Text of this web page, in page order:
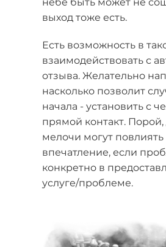
выход тоже есть.
Есть возможность в
взаимодействовать с
отзыва. Желательно
насколько позволит
начала - установить с
прямой контакт.
мелочи могут
впечатление, если
конкретно в
услуге/проблеме.